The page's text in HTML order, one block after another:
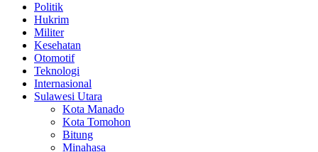
Politik
Hukrim
Militer
Kesehatan
Otomotif
Teknologi
Internasional
Sulawesi Utara
Kota Manado
Kota Tomohon
Bitung
Minahasa